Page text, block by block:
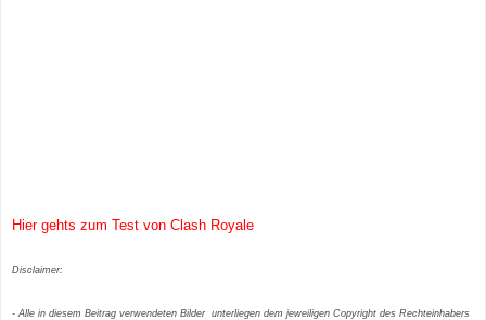
Hier gehts zum Test von Clash Royale
Disclaimer:
- Alle in diesem Beitrag verwendeten Bilder unterliegen dem jeweiligen Copyright des Rechteinhabers